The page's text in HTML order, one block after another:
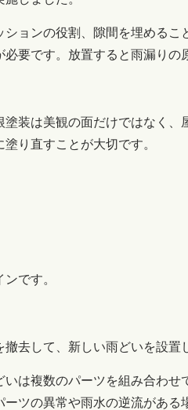
ョンの役割、隙間を埋める
要です。放置すると雨漏りの
装は美観の面だけではなく、
り直すことが大切です。
です。
去して、新しい雨どいを設置
は複数のパーツを組み合わ
ツの異常や雨水の逆流がある